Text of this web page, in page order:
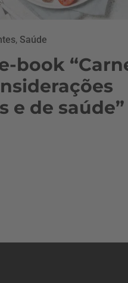
, Saúde
book
e de saúde”